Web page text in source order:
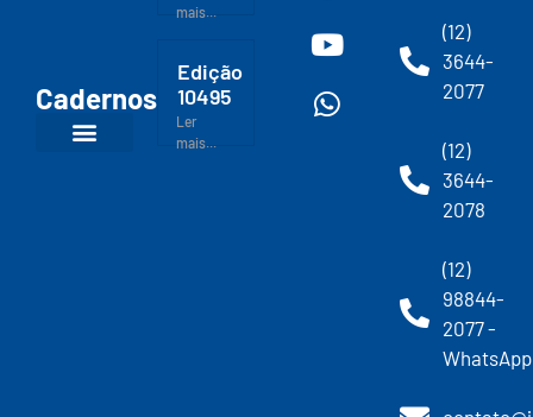
Cadernos
mais...
Edição
10495
Ler
mais...
(12)
3644-
2077
(12)
3644-
2078
(12)
98844-
2077 -
WhatsApp